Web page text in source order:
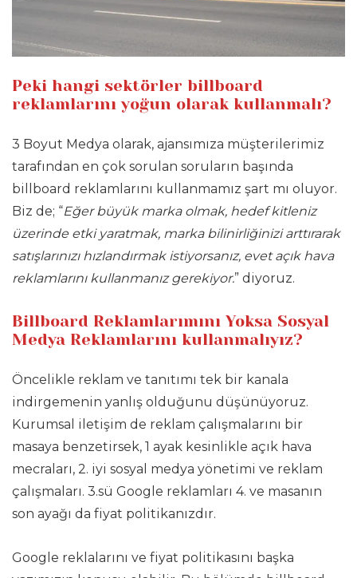
Peki hangi sektörler billboard
reklamlarını yoğun olarak kullanmalı?
3 Boyut Medya olarak, ajansımıza müşterilerimiz
tarafından en çok sorulan soruların başında
billboard reklamlarını kullanmamız şart mı oluyor.
Biz de; “Eğer büyük marka olmak, hedef kitleniz
üzerinde etki yaratmak, marka bilinirliğinizi arttırarak
satışlarınızı hızlandırmak istiyorsanız, evet açık hava
reklamlarını kullanmanız gerekiyor.” diyoruz.
Billboard Reklamlarımını Yoksa Sosyal
Medya Reklamlarını kullanmalıyız?
Öncelikle reklam ve tanıtımı tek bir kanala
indirgemenin yanlış olduğunu düşünüyoruz.
Kurumsal iletişim de reklam çalışmalarını bir
masaya benzetirsek, 1 ayak kesinlikle açık hava
mecraları, 2. iyi sosyal medya yönetimi ve reklam
çalışmaları. 3.sü Google reklamları 4. ve masanın
son ayağı da fiyat politikanızdır.
Google reklalarını ve fiyat politikasını başka